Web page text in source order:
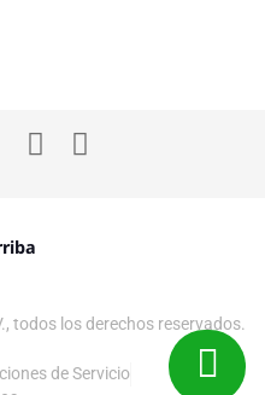
todos los derechos reservados.
de Servicio